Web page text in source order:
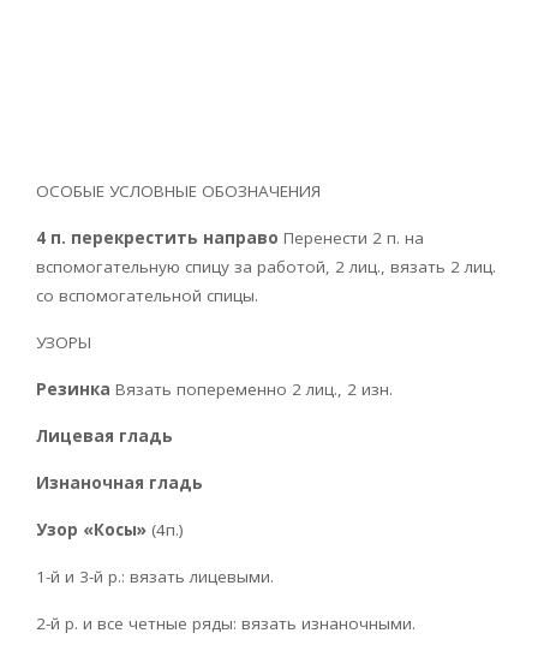
ОСОБЫЕ УСЛОВНЫЕ ОБОЗНАЧЕНИЯ
4 п. перекрестить направо Перенести 2 п. на
вспомогательную спицу за работой, 2 лиц., вязать 2 лиц.
со вспомогательной спицы.
УЗОРЫ
Резинка Вязать попеременно 2 лиц., 2 изн.
Лицевая гладь
Изнаночная гладь
Узор «Косы» (4п.)
1-й и 3-й р.: вязать лицевыми.
2-й р. и все четные ряды: вязать изнаночными.